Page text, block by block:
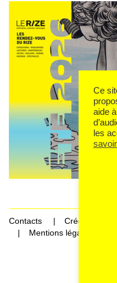
Contacts
Crédits
Mentions légales et
Ce
aide
les